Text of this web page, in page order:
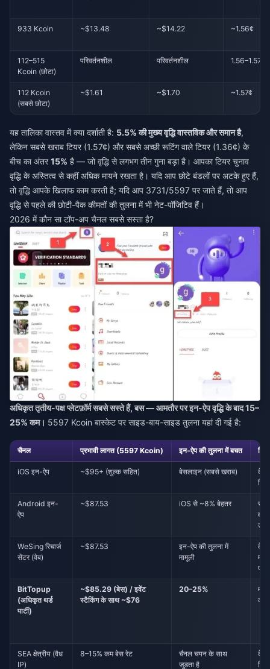
933 Kcoin ~$13.48 ~$14.22 ~1.56¢
112–515
Kcoin (छोटा)
परिवर्तनशील परिवर्तनशील 1.56–1.57¢
112 Kcoin
(सबसे छोटा)
~$1.61 ~$1.70 ~1.57¢
यह तालिका वास्तव में क्या दर्शाती है: 5.5% की मुख्य वृद्धि वास्तविक और समान है,
लेकिन सबसे खराब टियर (1.57¢) और सबसे अच्छी रूटिंग वाले टियर (1.36¢) के
बीच का अंतर15% है — जो वृद्धि से लगभग तीन गुना बड़ा है। आपका टियर चुनाव
वृद्धि के अस्तित्व से कहीं अधिक मायने रखता है। यदि आप छोटे बंडलों पर अटके हुए हैं,
तो वृद्धि आपके खिलाफ काम करती है; यदि आप 3731/5597 पर जाते हैं, तो आप
वृद्धि से पहले की छोटी-पैक कीमतों की तुलना में भी नेट-पॉजिटिव हैं।
2026 में कौन सा टॉप-अप चैनल सबसे सस्ता है?
अधिकृत तृतीय-पक्ष प्लेटफ़ॉर्म सबसे सस्ते हैं, बस — आमतौर पर इन-ऐप वृद्धि के बाद 15–
25% कम। 5597 Kcoin बास्केट पर साइड-बाय-साइड तुलना यहां दी गई है:
चैनल प्रभावी लागत (5597 Kcoin) इन-ऐप की तुलना में बचत
iOS इन-ऐप ~$95+ (शुल्क सहित) बेसलाइन (सबसे खराब)
लिए
Android इन-
ऐप
~$87.53 iOS से ~8% बेहतर
WeSing रिचार्ज
सेंटर (वेब)
~$87.53
इन-ऐप की तुलना में
मामूली
BitTopup
(अधिकृत थर्ड
पार्टी)
~$85.29 (बेस) / इवेंट
स्टैकिंग के साथ ~$76
20–25%
SEA क्षेत्रीय (वैध
IP)
8–15% कम बेस रेट
चैनल चयन के साथ
जुड़ता है